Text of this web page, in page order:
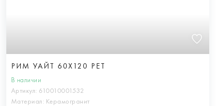
РИМ УАЙТ 60X120 РЕТ
В наличии
Артикул: 610010001532
Материал: Керамогранит